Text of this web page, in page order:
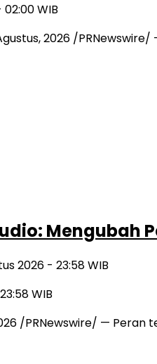
WIB
2026 /
2026 - 23:58 WIB
WIB
/PRNewswire/ —